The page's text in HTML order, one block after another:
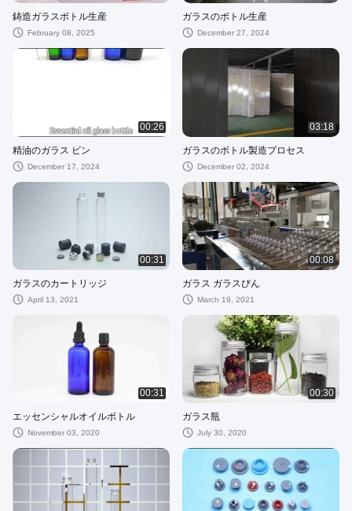
鋳造ガラスボトル生産
February 08, 2025
ガラスのボトル生産
December 27, 2024
00:26
精油のガラス ビン
December 17, 2024
03:18
ガラスのボトル製造プロセス
December 02, 2024
00:31
ガラスのカートリッジ
April 13, 2021
00:08
ガラス ガラスびん
March 19, 2021
00:31
エッセンシャルオイルボトル
November 03, 2020
00:30
ガラス瓶
July 30, 2020